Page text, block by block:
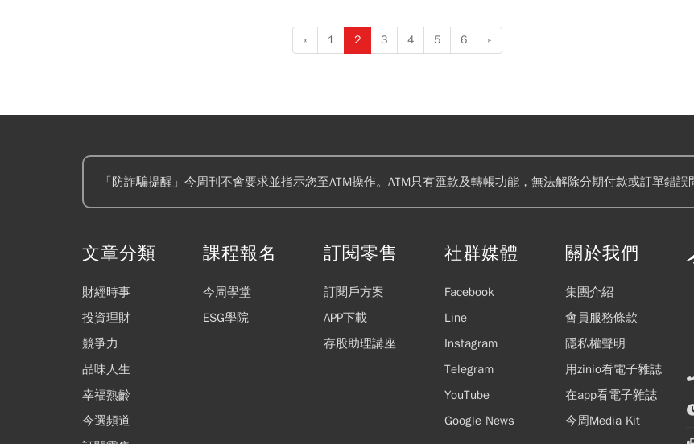
« 1 2 3 4 5 6 »
「防詐騙提醒」今周刊不會要求並指示您至ATM操作。ATM只有匯款及轉帳功能，無法解除分期付款或訂單錯
文章分類
財經時事
投資理財
競爭力
品味人生
幸福熟齡
今選頻道
課程報名
今周學堂
ESG學院
訂閱零售
訂閱戶方案
APP下載
存股助理講座
社群媒體
Facebook
Line
Instagram
Telegram
YouTube
Google News
關於我們
集團介紹
會員服務條款
隱私權聲明
用zinio看電子雜誌
在app看電子雜誌
今周Media Kit